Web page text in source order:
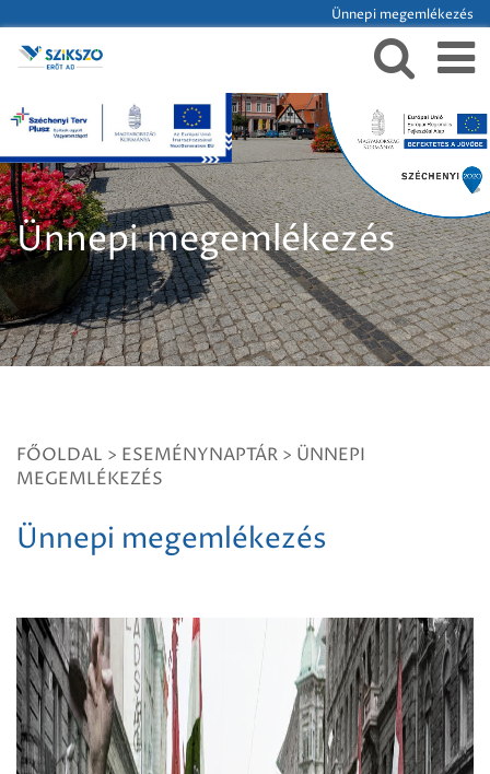
Ünnepi megemlékezés
Ünnepi megemlékezés
FŐOLDAL > ESEMÉNYNAPTÁR > ÜNNEPI
MEGEMLÉKEZÉS
Ünnepi megemlékezés